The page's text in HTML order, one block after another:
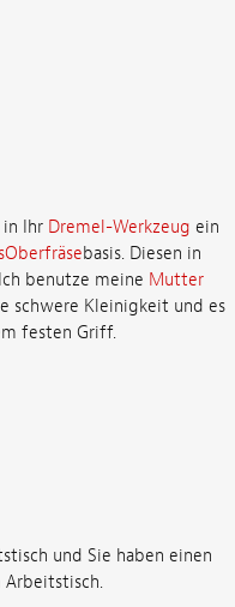
Ihr Dremel-Werkzeug ein
basis. Diesen in
benutze meine Mutter
schwere Kleinigkeit und es
festen Griff.
und Sie haben einen